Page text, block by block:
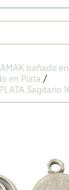
bañado
en Plata /
Sagitario